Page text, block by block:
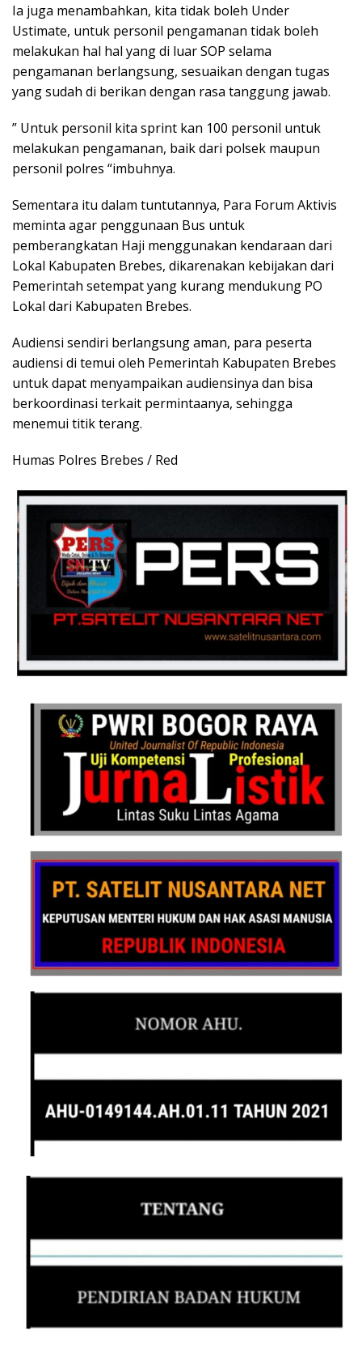
Ia juga menambahkan, kita tidak boleh Under
Ustimate, untuk personil pengamanan tidak boleh
melakukan hal hal yang di luar SOP selama
pengamanan berlangsung, sesuaikan dengan tugas
yang sudah di berikan dengan rasa tanggung jawab.
” Untuk personil kita sprint kan 100 personil untuk
melakukan pengamanan, baik dari polsek maupun
personil polres “imbuhnya.
Sementara itu dalam tuntutannya, Para Forum Aktivis
meminta agar penggunaan Bus untuk
pemberangkatan Haji menggunakan kendaraan dari
Lokal Kabupaten Brebes, dikarenakan kebijakan dari
Pemerintah setempat yang kurang mendukung PO
Lokal dari Kabupaten Brebes.
Audiensi sendiri berlangsung aman, para peserta
audiensi di temui oleh Pemerintah Kabupaten Brebes
untuk dapat menyampaikan audiensinya dan bisa
berkoordinasi terkait permintaanya, sehingga
menemui titik terang.
Humas Polres Brebes / Red